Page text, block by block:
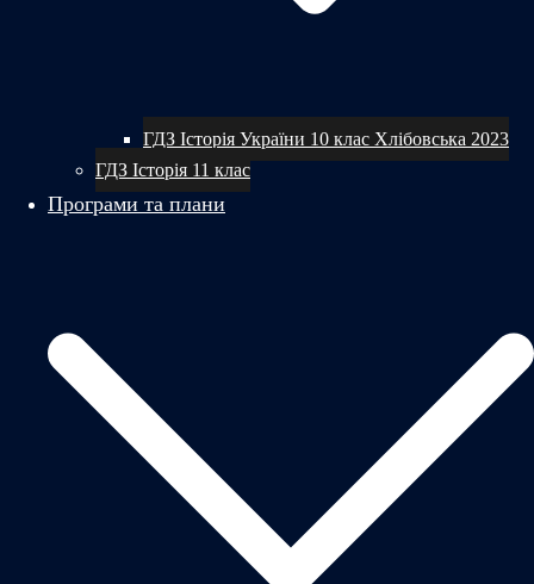
ГДЗ Історія України 10 клас Хлібовська 2023
ГДЗ Історія 11 клас
Програми та плани